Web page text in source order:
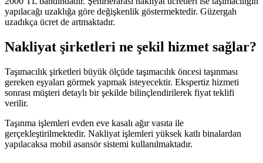
yapılacağı uzaklığa göre değişkenlik göstermektedir. Güzergah
uzadıkça ücret de artmaktadır.
Nakliyat şirketleri ne şekil hizmet sağlar?
Taşımacılık şirketleri büyük ölçüde taşımacılık öncesi taşınması
gereken eşyaları görmek yapmak isteyecektir. Ekspertiz hizmeti
sonrası müşteri detaylı bir şekilde bilinçlendirilerek fiyat teklifi
verilir.
Taşınma işlemleri evden eve kasalı ağır vasıta ile
gerçekleştirilmektedir. Nakliyat işlemleri yüksek katlı binalardan
yapılacaksa mobil asansör sistemi kullanılmaktadır.